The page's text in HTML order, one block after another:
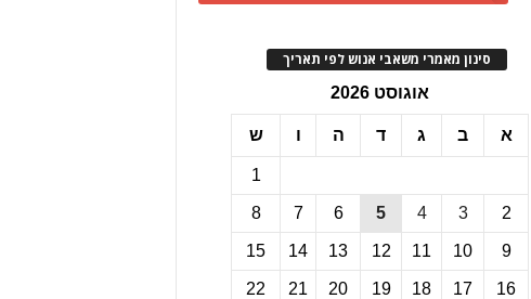
סינון מאמרי משאבי אנוש לפי תאריך
אוגוסט 2026
א ב ג ד ה ו ש
1
2
3
4
5
6
7
8
9
10
11
12
13
14
15
16
17
18
19
20
21
22